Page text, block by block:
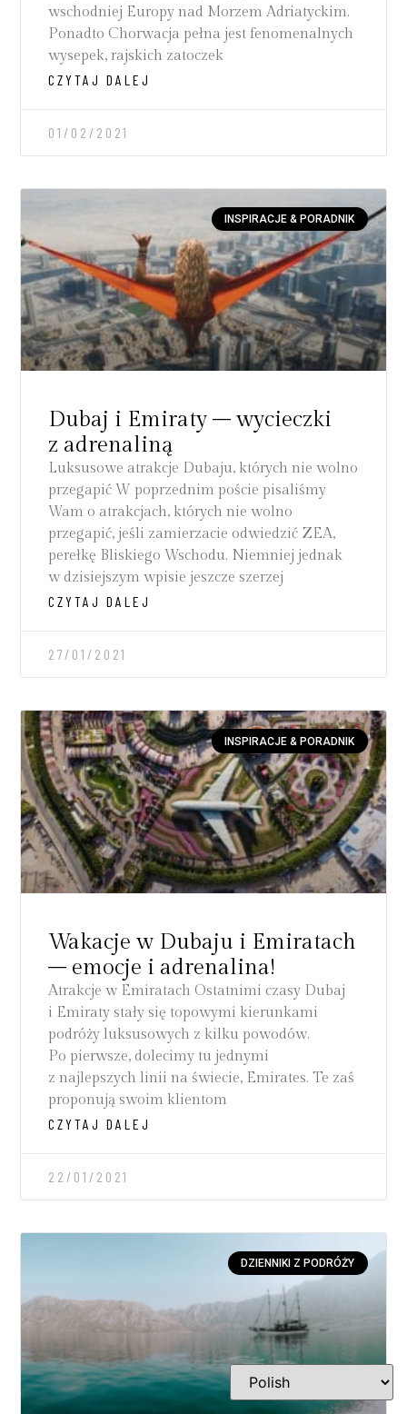
wschodniej Europy nad Morzem Adriatyckim.
Ponadto Chorwacja pełna jest fenomenalnych
wysepek, rajskich zatoczek
CZYTAJ DALEJ
01/02/2021
INSPIRACJE & PORADNIK
Dubaj i Emiraty – wycieczki
z adrenaliną
Luksusowe atrakcje Dubaju, których nie wolno
przegapić W poprzednim poście pisaliśmy
Wam o atrakcjach, których nie wolno
przegapić, jeśli zamierzacie odwiedzić ZEA,
perełkę Bliskiego Wschodu. Niemniej jednak
w dzisiejszym wpisie jeszcze szerzej
CZYTAJ DALEJ
27/01/2021
INSPIRACJE & PORADNIK
Wakacje w Dubaju i Emiratach
– emocje i adrenalina!
Atrakcje w Emiratach Ostatnimi czasy Dubaj
i Emiraty stały się topowymi kierunkami
podróży luksusowych z kilku powodów.
Po pierwsze, dolecimy tu jednymi
z najlepszych linii na świecie, Emirates. Te zaś
proponują swoim klientom
CZYTAJ DALEJ
22/01/2021
DZIENNIKI Z PODRÓŻY